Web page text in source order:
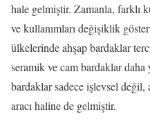
hale gelmiştir. Zamanla, farklı
ve kullanımları değişiklik
ülkelerinde ahşap bardaklar
seramik ve cam bardaklar
bardaklar sadece işlevsel değil,
aracı haline de gelmiştir.